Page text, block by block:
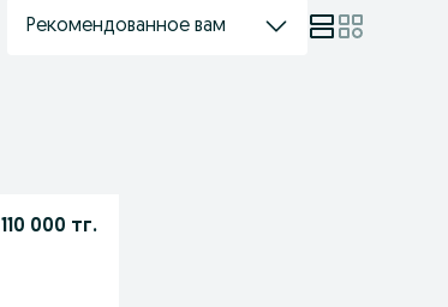
Рекомендованное вам
110 000 тг.